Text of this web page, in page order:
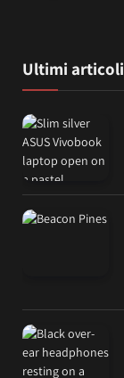
Ultimi articoli